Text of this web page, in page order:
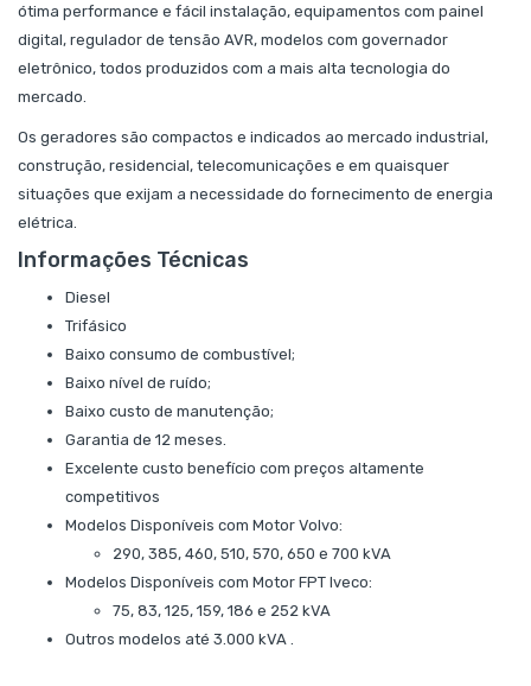
ótima performance e fácil instalação, equipamentos com painel
digital, regulador de tensão AVR, modelos com governador
eletrônico, todos produzidos com a mais alta tecnologia do
mercado.
Os geradores são compactos e indicados ao mercado industrial,
construção, residencial, telecomunicações e em quaisquer
situações que exijam a necessidade do fornecimento de energia
elétrica.
Informações Técnicas
Diesel
Trifásico
Baixo consumo de combustível;
Baixo nível de ruído;
Baixo custo de manutenção;
Garantia de 12 meses.
Excelente custo benefício com preços altamente
competitivos
Modelos Disponíveis com Motor Volvo:
290, 385, 460, 510, 570, 650 e 700 kVA
Modelos Disponíveis com Motor FPT Iveco:
75, 83, 125, 159, 186 e 252 kVA
Outros modelos até 3.000 kVA .